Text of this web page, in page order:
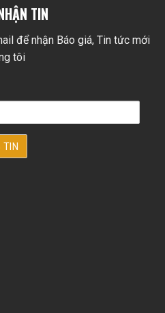
TIN
để nhận Báo giá, Tin tức mới
tôi